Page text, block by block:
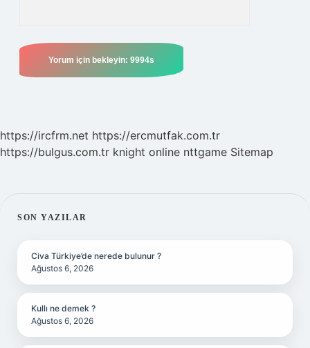
https://ircfrm.net https://ercmutfak.com.tr
https://bulgus.com.tr knight online nttgame Sitemap
SIDEBAR
SON YAZILAR
Civa Türkiye’de nerede bulunur ?
Ağustos 6, 2026
Kullı ne demek ?
Ağustos 6, 2026